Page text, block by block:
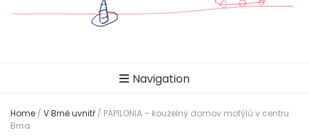
máma
Navigation
Home / V Brně uvnitř / PAPILONIA – kouzelný domov motýlů v centru
Brna